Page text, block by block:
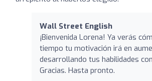
Wall Street English
¡Bienvenida Lorena! Ya verás
tiempo tu motivación irá en
desarrollando tus habilidades
Gracias. Hasta pronto.